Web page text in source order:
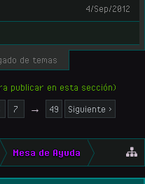
4/Sep/2012
de temas
publicar en esta sección)
7 → 49 Siguiente >
Mesa de Ayuda